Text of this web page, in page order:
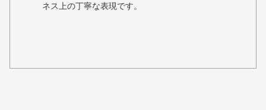
ネス上の丁寧な表現です。